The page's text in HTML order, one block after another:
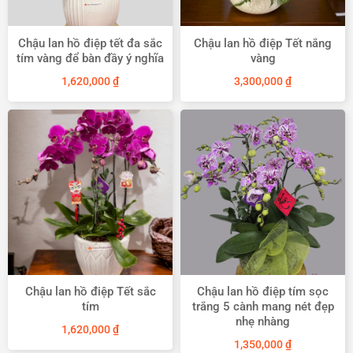
hợp lý nhất.
Chậu lan hồ điệp tết đa sắc
tím vàng để bàn đầy ý nghĩa
1,620,000₫
Chậu lan hồ điệp Tết nắng
vàng
3,300,000₫
Chậu lan hồ điệp Tết sắc
tím
1,620,000₫
Chậu lan hồ điệp tím sọc
trắng 5 cành mang nét đẹp
nhẹ nhàng
1,350,000₫